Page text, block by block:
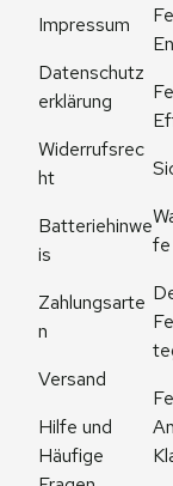
Impressum
Datenschutz
erklärung
Widerrufsrec
ht
Batteriehinwe
is
Zahlungsarte
n
Versand
Hilfe und
Häufige
fe